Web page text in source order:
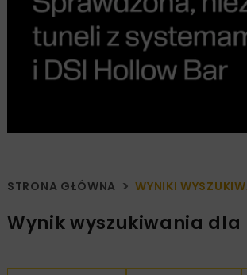
STRONA GŁÓWNA WYNIKI
Wynik wyszukiwania dla